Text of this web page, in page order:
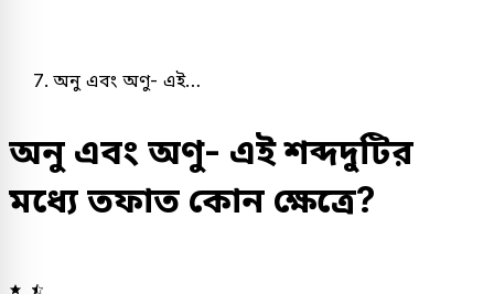
অনু এবং অণু- এই…
অনু এবং অণু- এই শব্দদুটির
মধ্যে তফাত কোন ক্ষেত্রে?